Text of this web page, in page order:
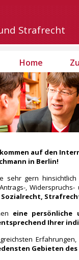
Strafrecht
Home
auf den
in Berlin!
sehr gern
,
Sozialrecht,
eine persönliche
Ihrer
Gebieten